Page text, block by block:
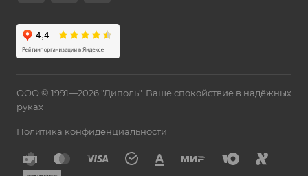
ООО © 1991—2026 "Диполь". Ваше спокойствие в надёжных
руках
Политика конфиденциальности